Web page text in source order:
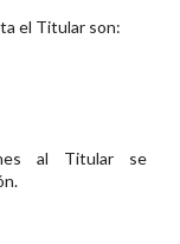
el Titular son:
al Titular se